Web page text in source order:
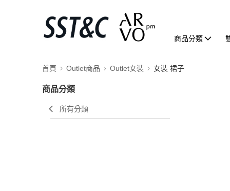
商品分類
首頁 Outlet商品 Outlet女裝 女裝 裙子
商品分類
所有分類